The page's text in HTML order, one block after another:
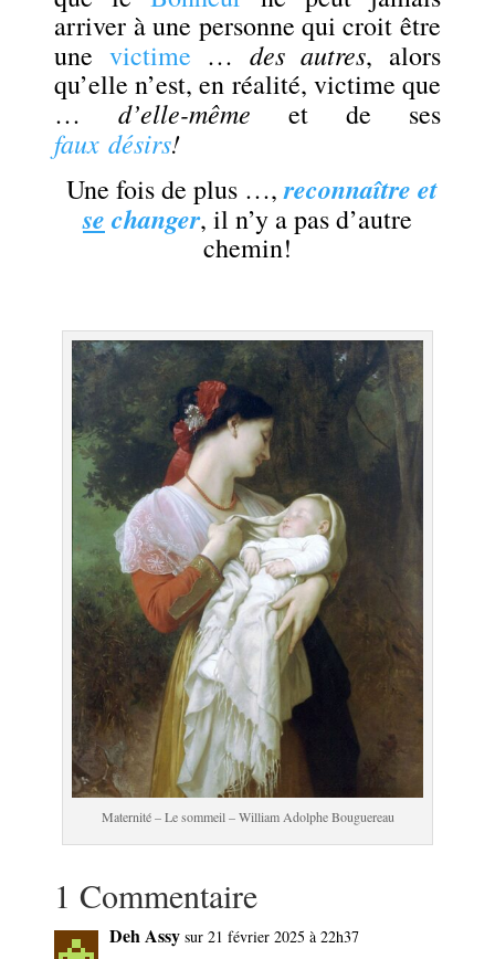
arriver à une personne qui croit être
une victime … des autres, alors
qu’elle n’est, en réalité, victime que
…d’elle-même et de ses
fauxdésirs!
Une fois de plus …,reconnaître et
se changer, il n’y a pas d’autre
chemin!
Maternité – Le sommeil – William Adolphe Bouguereau
1 Commentaire
Deh Assy sur 21 février 2025 à 22h37